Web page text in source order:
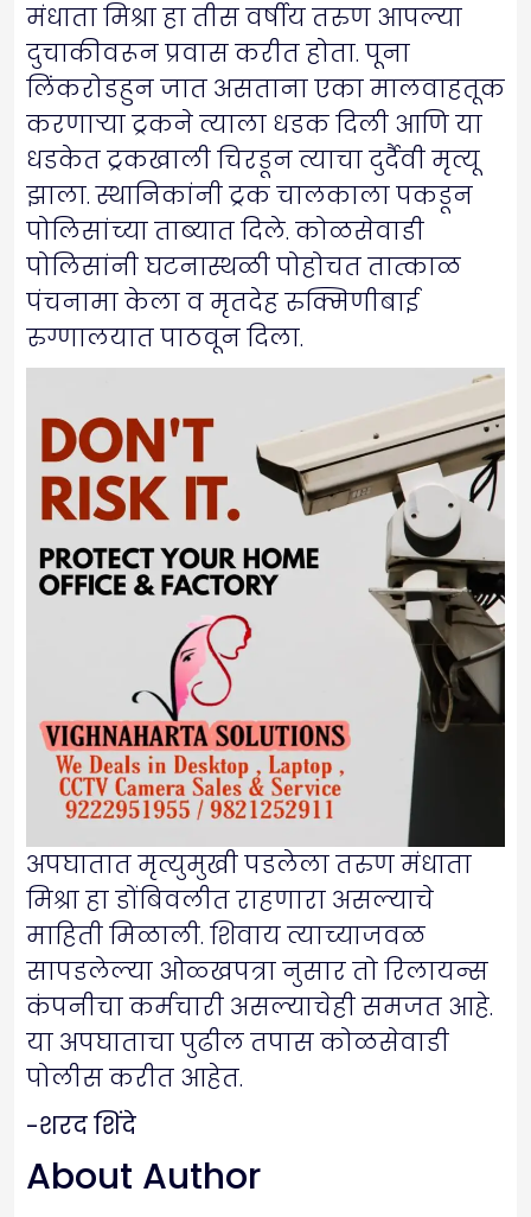
मंधाता मिश्रा हा तीस वर्षीय तरुण आपल्या
दुचाकीवरून प्रवास करीत होता. पूना
लिंकरोडहुन जात असताना एका मालवाहतूक
करणाऱ्या ट्रकने त्याला धडक दिली आणि या
धडकेत ट्रकखाली चिरडून त्याचा दुर्दैवी मृत्यू
झाला. स्थानिकांनी ट्रक चालकाला पकडून
पोलिसांच्या ताब्यात दिले. कोळसेवाडी
पोलिसांनी घटनास्थळी पोहोचत तात्काळ
पंचनामा केला व मृतदेह रुक्मिणीबाई
रुग्णालयात पाठवून दिला.
अपघातात मृत्युमुखी पडलेला तरुण मंधाता
मिश्रा हा डोंबिवलीत राहणारा असल्याचे
माहिती मिळाली. शिवाय त्याच्याजवळ
सापडलेल्या ओळ्खपत्रा नुसार तो रिलायन्स
कंपनीचा कर्मचारी असल्याचेही समजत आहे.
या अपघाताचा पुढील तपास कोळसेवाडी
पोलीस करीत आहेत.
-शरद शिंदे
About Author